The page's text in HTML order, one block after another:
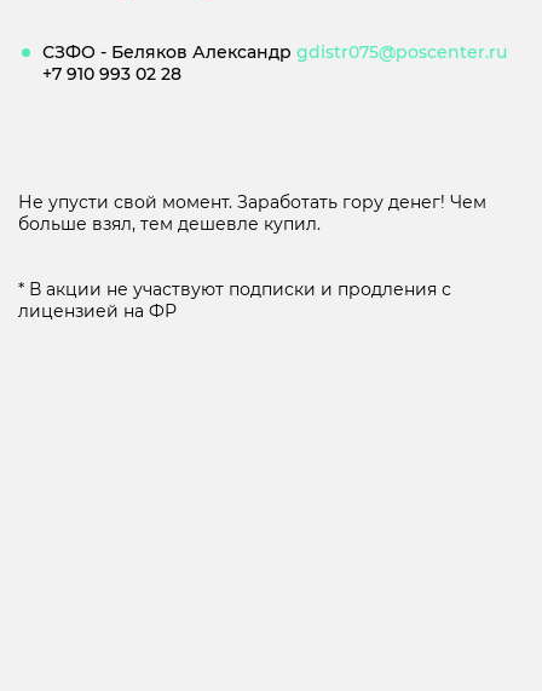
СЗФО - Беляков Александр gdistr075@poscenter.ru
+7 910 993 02 28
Не упусти свой момент. Заработать гору денег! Чем
больше взял, тем дешевле купил.
* В акции не участвуют подписки и продления с
лицензией на ФР